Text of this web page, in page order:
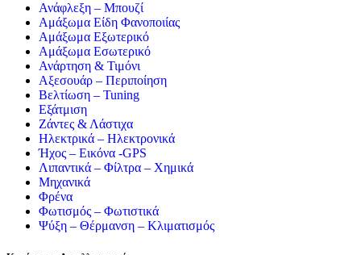
Ανάφλεξη – Μπουζί
Αμάξωμα Είδη Φανοποιίας
Αμάξωμα Εξωτερικό
Αμάξωμα Εσωτερικό
Ανάρτηση & Τιμόνι
Αξεσουάρ – Περιποίηση
Βελτίωση – Tuning
Εξάτμιση
Ζάντες & Λάστιχα
Ηλεκτρικά – Ηλεκτρονικά
Ήχος – Εικόνα -GPS
Λιπαντικά – Φίλτρα – Χημικά
Μηχανικά
Φρένα
Φωτισμός – Φωτιστικά
Ψύξη – Θέρμανση – Κλιματισμός